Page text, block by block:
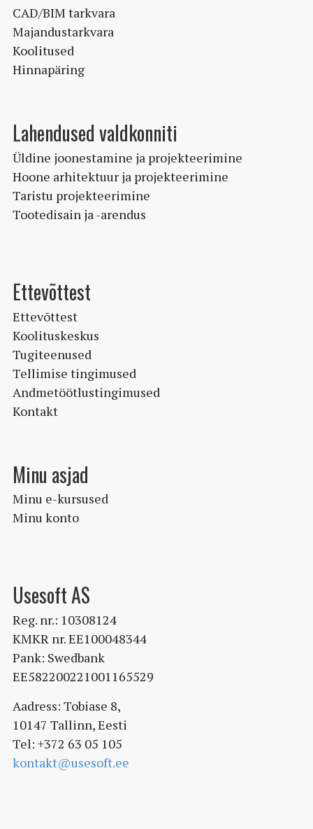
CAD/BIM tarkvara
Majandustarkvara
Koolitused
Hinnapäring
Lahendused valdkonniti
Üldine joonestamine ja projekteerimine
Hoone arhitektuur ja projekteerimine
Taristu projekteerimine
Tootedisain ja -arendus
Ettevõttest
Ettevõttest
Koolituskeskus
Tugiteenused
Tellimise tingimused
Andmetöötlustingimused
Kontakt
Minu asjad
Minu e-kursused
Minu konto
Usesoft AS
Reg. nr.: 10308124
KMKR nr. EE100048344
Pank: Swedbank
EE582200221001165529
Aadress: Tobiase 8,
10147 Tallinn, Eesti
Tel: +372 63 05 105
kontakt@usesoft.ee